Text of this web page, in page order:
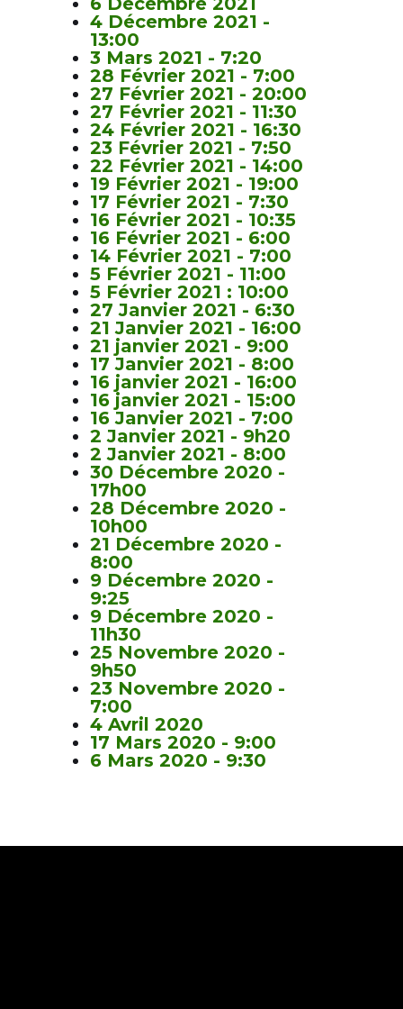
4 Décembre 2021 -
13:00
3 Mars 2021 - 7:20
28 Février 2021 - 7:00
27 Février 2021 - 20:00
27 Février 2021 - 11:30
24 Février 2021 - 16:30
23 Février 2021 - 7:50
22 Février 2021 - 14:00
19 Février 2021 - 19:00
17 Février 2021 - 7:30
16 Février 2021 - 10:35
16 Février 2021 - 6:00
14 Février 2021 - 7:00
5 Février 2021 - 11:00
5 Février 2021 : 10:00
27 Janvier 2021 - 6:30
21 Janvier 2021 - 16:00
21 janvier 2021 - 9:00
17 Janvier 2021 - 8:00
16 janvier 2021 - 16:00
16 janvier 2021 - 15:00
16 Janvier 2021 - 7:00
2 Janvier 2021 - 9h20
2 Janvier 2021 - 8:00
30 Décembre 2020 -
17h00
28 Décembre 2020 -
10h00
21 Décembre 2020 -
8:00
9 Décembre 2020 -
9:25
9 Décembre 2020 -
11h30
25 Novembre 2020 -
9h50
23 Novembre 2020 -
7:00
4 Avril 2020
17 Mars 2020 - 9:00
6 Mars 2020 - 9:30